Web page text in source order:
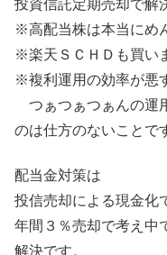
投資信託定期売却で解
※高配当株は本当にめ
※楽天ＳＣＨＤも買い
※複利運用の効率が悪
つぁつぁつぁんの運
のは仕方のないことで
配当金対策は
投信売却による現金化
年間３％売却で考え中
解決です。